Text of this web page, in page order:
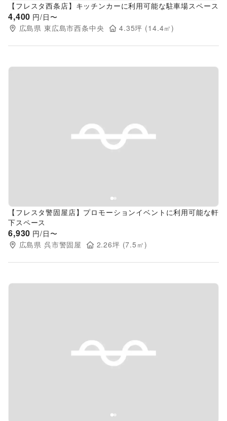
【フレスタ西条店】キッチンカーに利用可能な駐車場スペース
4,400 円/日〜
広島県 東広島市西条中央 4.35坪 (14.4㎡)
Previous slide
【フレスタ警固屋店】プロモーションイベントに利用可能な軒
下スペース
6,930 円/日〜
広島県 呉市警固屋 2.26坪 (7.5 ㎡)
Previous slide